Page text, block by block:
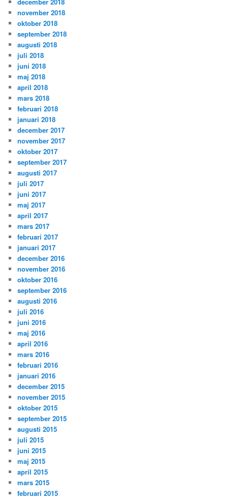
november 2018
oktober 2018
september 2018
augusti 2018
juli 2018
juni 2018
maj 2018
april 2018
mars 2018
februari 2018
januari 2018
december 2017
november 2017
oktober 2017
september 2017
augusti 2017
juli 2017
juni 2017
maj 2017
april 2017
mars 2017
februari 2017
januari 2017
december 2016
november 2016
oktober 2016
september 2016
augusti 2016
juli 2016
juni 2016
maj 2016
april 2016
mars 2016
februari 2016
januari 2016
december 2015
november 2015
oktober 2015
september 2015
augusti 2015
juli 2015
juni 2015
maj 2015
april 2015
mars 2015
februari 2015